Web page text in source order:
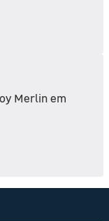
Merlin em